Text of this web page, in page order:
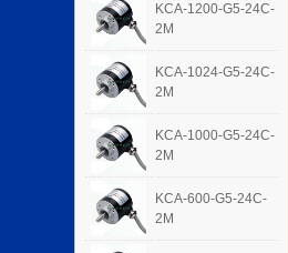
KCA-1200-G5-24C-
2M
KCA-1024-G5-24C-
2M
KCA-1000-G5-24C-
2M
KCA-600-G5-24C-
2M